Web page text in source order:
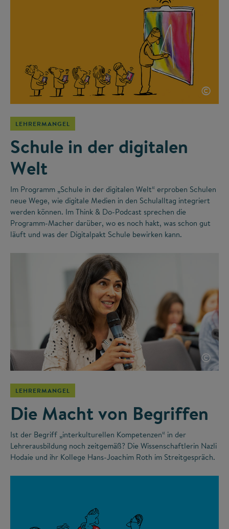
©
LEHRERMANGEL
Schule in der digitalen
Welt
Im Programm „Schule in der digitalen Welt“ erproben Schulen
neue Wege, wie digitale Medien in den Schulalltag integriert
werden können. Im Think & Do-Podcast sprechen die
Programm-Macher darüber, wo es noch hakt, was schon gut
läuft und was der Digitalpakt Schule bewirken kann.
©
LEHRERMANGEL
Die Macht von Begriffen
Ist der Begriff „interkulturellen Kompetenzen“ in der
Lehrerausbildung noch zeitgemäß? Die Wissenschaftlerin Nazli
Hodaie und ihr Kollege Hans-Joachim Roth im Streitgespräch.